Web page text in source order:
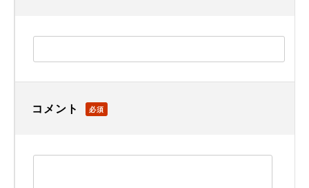
コメント 必須